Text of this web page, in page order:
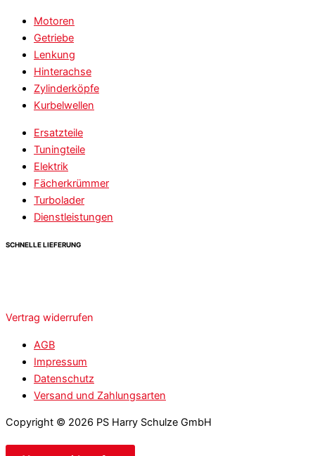
Motoren
Getriebe
Lenkung
Hinterachse
Zylinderköpfe
Kurbelwellen
Ersatzteile
Tuningteile
Elektrik
Fächerkrümmer
Turbolader
Dienstleistungen
SCHNELLE LIEFERUNG
Vertrag widerrufen
AGB
Impressum
Datenschutz
Versand und Zahlungsarten
Copyright © 2026 PS Harry Schulze GmbH